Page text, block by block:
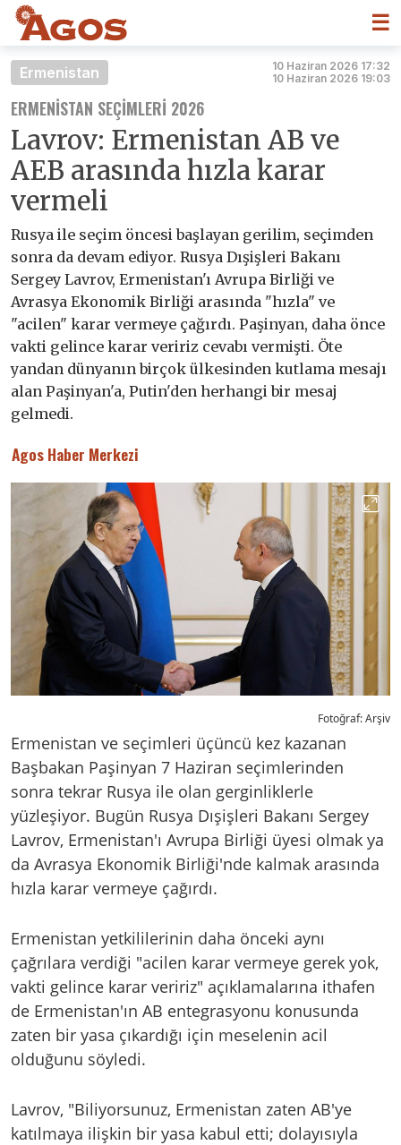
☰
Ermenistan
10 Haziran 2026 17:32
10 Haziran 2026 19:03
ERMENISTAN SEÇIMLERI 2026
Lavrov: Ermenistan AB ve
AEB arasında hızla karar
vermeli
Rusya ile seçim öncesi başlayan gerilim, seçimden
sonra da devam ediyor. Rusya Dışişleri Bakanı
Sergey Lavrov, Ermenistan'ı Avrupa Birliği ve
Avrasya Ekonomik Birliği arasında "hızla" ve
"acilen" karar vermeye çağırdı. Paşinyan, daha önce
vakti gelince karar veririz cevabı vermişti. Öte
yandan dünyanın birçok ülkesinden kutlama mesajı
alan Paşinyan'a, Putin'den herhangi bir mesaj
gelmedi.
Agos Haber Merkezi
Fotoğraf: Arşiv
Ermenistan ve seçimleri üçüncü kez kazanan
Başbakan Paşinyan 7 Haziran seçimlerinden
sonra tekrar Rusya ile olan gerginliklerle
yüzleşiyor. Bugün Rusya Dışişleri Bakanı Sergey
Lavrov, Ermenistan'ı Avrupa Birliği üyesi olmak ya
da Avrasya Ekonomik Birliği'nde kalmak arasında
hızla karar vermeye çağırdı.
Ermenistan yetkililerinin daha önceki aynı
çağrılara verdiği "acilen karar vermeye gerek yok,
vakti gelince karar veririz" açıklamalarına ithafen
de Ermenistan'ın AB entegrasyonu konusunda
zaten bir yasa çıkardığı için meselenin acil
olduğunu söyledi.
Lavrov, "Biliyorsunuz, Ermenistan zaten AB'ye
katılmaya ilişkin bir yasa kabul etti; dolayısıyla